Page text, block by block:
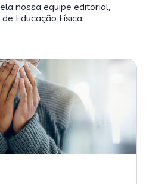
nossa equipe editorial,
Educação Física.